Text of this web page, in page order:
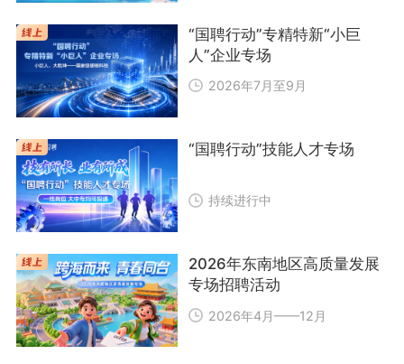
“国聘行动”专精特新“小巨
人”企业专场
2026年7月至9月
“国聘行动”技能人才专场
持续进行中
2026年东南地区高质量发展
专场招聘活动
2026年4月——12月